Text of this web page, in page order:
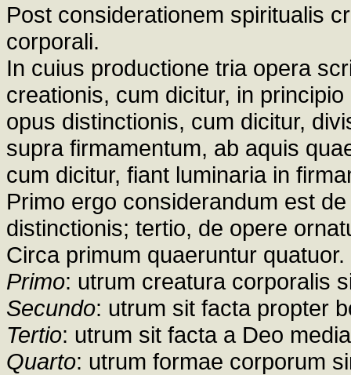
Post considerationem spiritualis
corporali.
In cuius productione tria opera
creationis, cum dicitur, in
opus distinctionis, cum dicitur,
supra firmamentum, ab aquis
cum dicitur, fiant luminaria in
Primo ergo considerandum est
distinctionis; tertio, de opere
Circa primum quaeruntur quatuor.
Primo: utrum creatura corporalis
Secundo: utrum sit facta propter
Tertio: utrum sit facta a Deo
Quarto: utrum formae corporum